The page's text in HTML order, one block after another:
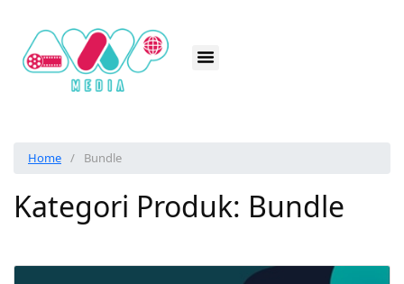
Home Bundle
Kategori Produk: Bundle